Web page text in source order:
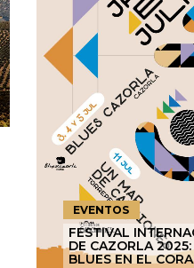
EVENTOS
FESTIVAL
DE CAZORLA
BLUES EN EL